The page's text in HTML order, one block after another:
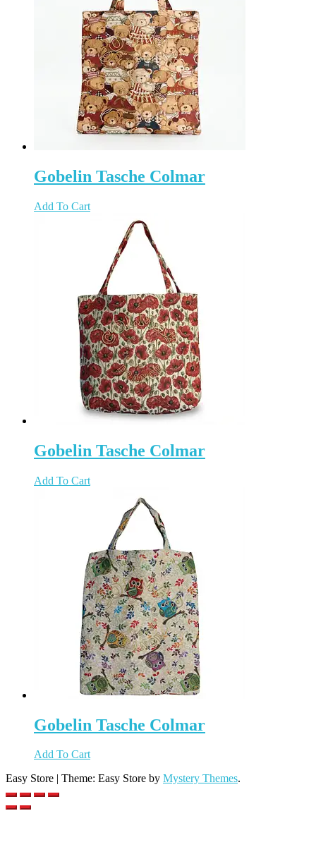
Gobelin Tasche Colmar
Add To Cart
Gobelin Tasche Colmar
Add To Cart
Gobelin Tasche Colmar
Add To Cart
Easy Store | Theme: Easy Store by Mystery Themes.